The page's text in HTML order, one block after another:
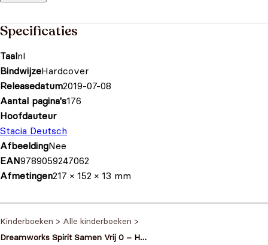
Specificaties
Taalnl
BindwijzeHardcover
Releasedatum2019-07-08
Aantal pagina's176
Hoofdauteur
Stacia Deutsch
AfbeeldingNee
EAN9789059247062
Afmetingen217 × 152 × 13 mm
Kinderboeken > Alle kinderboeken >
Dreamworks Spirit Samen Vrij 0 – Het